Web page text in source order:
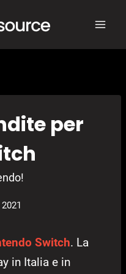
per
Switch. La
in Italia e in